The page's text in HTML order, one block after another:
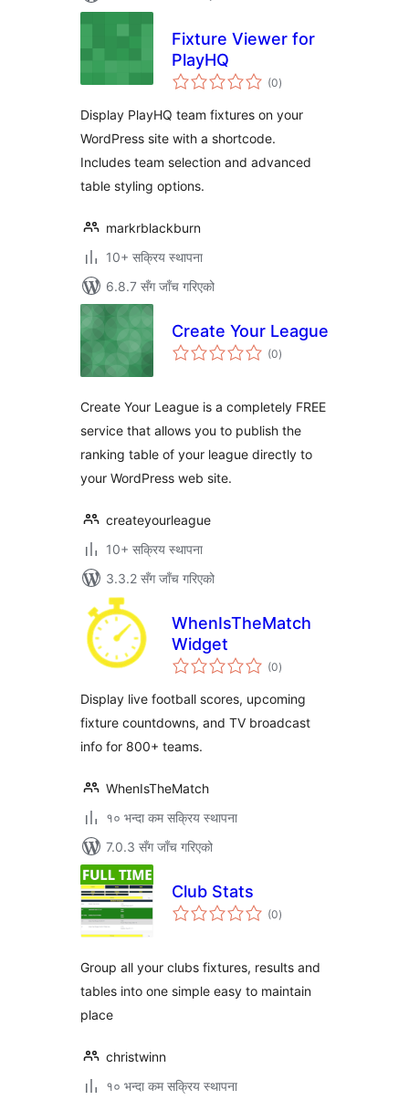
Fixture Viewer for
PlayHQ
(0कुल
रेटिङ्गहरू
)
Display PlayHQ team fixtures on your
WordPress site with a shortcode.
Includes team selection and advanced
table styling options.
markrblackburn
10+ सक्रिय स्थापना
6.8.7 सँग जाँच गरिएको
Create Your League
(0कुल
रेटिङ्गहरू
)
Create Your League is a completely FREE
service that allows you to publish the
ranking table of your league directly to
your WordPress web site.
createyourleague
10+ सक्रिय स्थापना
3.3.2 सँग जाँच गरिएको
WhenIsTheMatch
Widget
(0कुल
रेटिङ्गहरू
)
Display live football scores, upcoming
fixture countdowns, and TV broadcast
info for 800+ teams.
WhenIsTheMatch
१० भन्दा कम सक्रिय स्थापना
7.0.3 सँग जाँच गरिएको
Club Stats
(0कुल
रेटिङ्गहरू
)
Group all your clubs fixtures, results and
tables into one simple easy to maintain
place
christwinn
१० भन्दा कम सक्रिय स्थापना